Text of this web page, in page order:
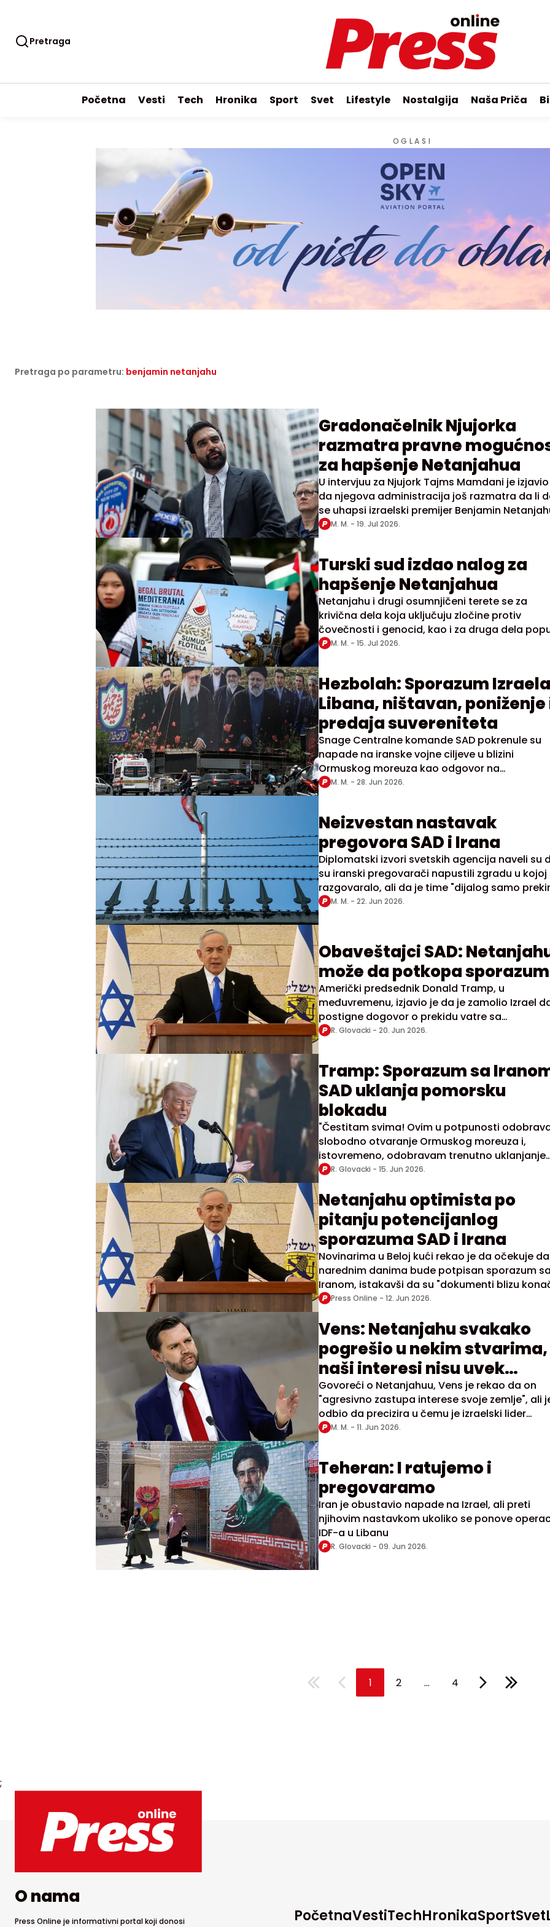
Pretraga
Početna Vesti Tech Hronika Sport Svet Lifestyle Nostalgija Naša Priča
OGLASI
Pretraga po parametru: benjamin netanjahu
Gradonačelnik Njujorka
razmatra pravne
za hapšenje Netanjahua
U intervjuu za Njujork Tajms Mamdani je
da njegova administracija još razmatra da li
se uhapsi izraelski premijer Benjamin
ukoliko u septembru ove godine dođe u Njujork
M. M. - 19. Jul 2026.
Turski sud izdao nalog za
hapšenje Netanjahua
Netanjahu i drugi osumnjičeni terete se za
krivična dela koja uključuju zločine protiv
čovečnosti i genocid, kao i za druga dela
nanošenja teških povreda
M. M. - 15. Jul 2026.
Hezbolah: Sporazum Izraela i
Libana, ništavan, poniženje
predaja suvereniteta
Snage Centralne komande SAD pokrenule su
napade na iranske vojne ciljeve u blizini
Ormuskog moreuza kao odgovor na
"kontinuiranu iransku agresiju protiv
M. M. - 28. Jun 2026.
Neizvestan nastavak
pregovora SAD i Irana
Diplomatski izvori svetskih agencija naveli su
su iranski pregovarači napustili zgradu u kojoj
razgovaralo, ali da je time "dijalog samo
ali ne i okončan“
M. M. - 22. Jun 2026.
Obaveštajci SAD:
može da potkopa sporazum
Američki predsednik Donald Tramp, u
međuvremenu, izjavio je da je zamolio Izrael
postigne dogovor o prekidu vatre sa
Hezbolahom, ali nije precizirao da li je o tome
R. Glovacki - 20. Jun 2026.
Tramp: Sporazum sa
SAD uklanja pomorsku
blokadu
"Čestitam svima! Ovim u potpunosti
slobodno otvaranje Ormuskog moreuza i,
istovremeno, odobravam trenutno uklanjanje
pomorske blokade Sjedinjenih Država. Brodovi
je Tramp
R. Glovacki - 15. Jun 2026.
Netanjahu optimista po
pitanju potencijanlog
sporazuma SAD i Irana
Novinarima u Beloj kući rekao je da očekuje
narednim danima bude potpisan sporazum sa
Iranom, istakavši da su "dokumenti blizu
oblika"
Press Online - 12. Jun 2026.
Vens: Netanjahu svakako
pogrešio u nekim stvarima,
naši interesi nisu uvek
usklađeni
Govoreći o Netanjahuu, Vens je rekao da on
"agresivno zastupa interese svoje zemlje", ali
odbio da precizira u čemu je izraelski lider
eventualno napravio greške, navodeći da su
M. M. - 11. Jun 2026.
Teheran: I ratujemo i
pregovaramo
Iran je obustavio napade na Izrael, ali preti
njihovim nastavkom ukoliko se ponove
IDF-a u Libanu
R. Glovacki - 09. Jun 2026.
1 2 ... 4
;
O nama
Press Online je informativni portal koji donosi PočetnaVestiTechHronikaSportSvet